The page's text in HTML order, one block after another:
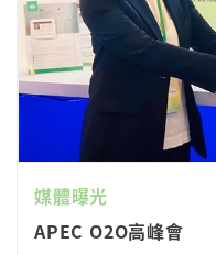
媒體曝光
APEC O2O高峰會